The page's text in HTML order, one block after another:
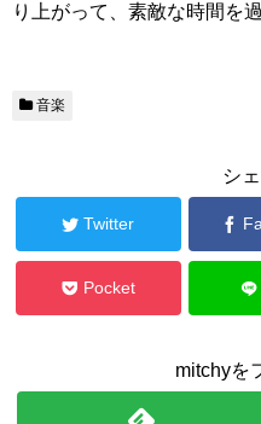
り上がって、素敵な時間を
音楽
シ
Twitter
Pocket
mitchyを